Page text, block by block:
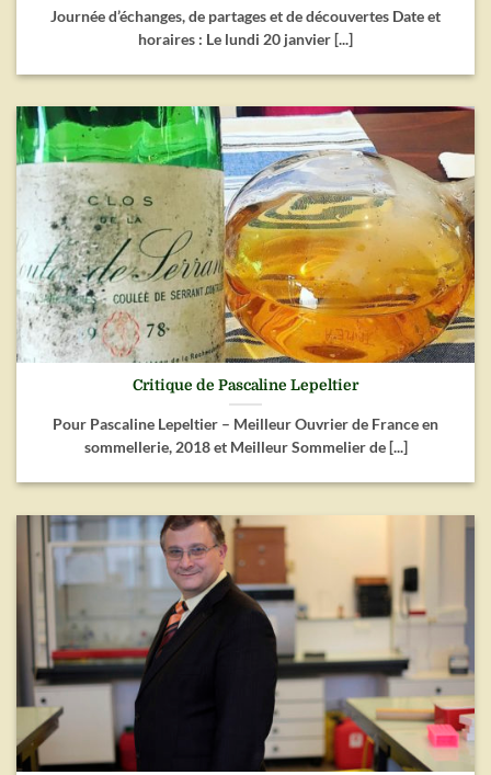
Journée d’échanges, de partages et de découvertes Date et
horaires : Le lundi 20 janvier [...]
Critique de Pascaline Lepeltier
Pour Pascaline Lepeltier – Meilleur Ouvrier de France en
sommellerie, 2018 et Meilleur Sommelier de [...]